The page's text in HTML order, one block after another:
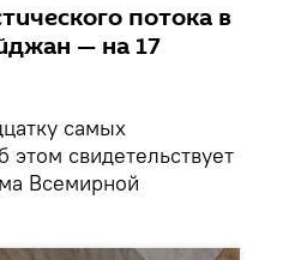
потока в
— на 17
самых
свидетельствует
Всемирной